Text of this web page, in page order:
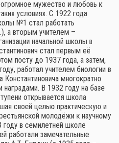
мужество и любовь к
условиях. С 1922 года
№1 стал работать
а вторым учителем –
начальной школы в
стал первым её
посту до 1937 года, а затем,
работал учителем биологии в
многократно
В 1932 году на базе
открывается школа
своей целью практическую и
молодёжи к научному
в семилетней школе
работали замечательные